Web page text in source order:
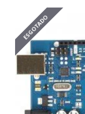
ESGOTADO